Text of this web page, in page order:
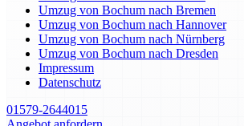
Umzug von Bochum nach Bremen
Umzug von Bochum nach Hannover
Umzug von Bochum nach Nürnberg
Umzug von Bochum nach Dresden
Impressum
Datenschutz
01579-2644015